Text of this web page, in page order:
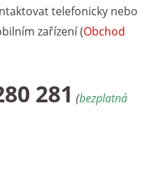
telefonicky nebo
zařízení (Obchod
281 (bezplatná